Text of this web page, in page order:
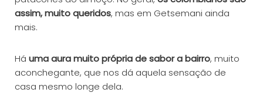
assim, muito queridos, mas em Getsemani ainda
mais.
Há uma aura muito própria de sabor a bairro, muito
aconchegante, que nos dá aquela sensação de
casa mesmo longe dela.